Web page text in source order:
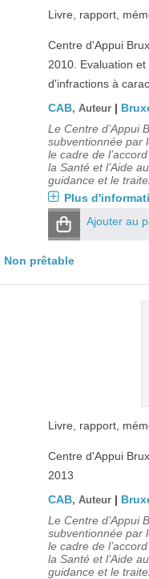
Livre, rapport,
Centre d'Appui
2010. Evaluation
d'infractions à
CAB, Auteur |
Le Centre d’Appui
subventionnée par
le cadre de
la Santé et l’Aide
guidance et le
Plus
Ajouter au
Non prêtable
Livre, rapport,
Centre d'Appui
2013
CAB, Auteur |
Le Centre d’Appui
subventionnée par
le cadre de
la Santé et l’Aide
guidance et le